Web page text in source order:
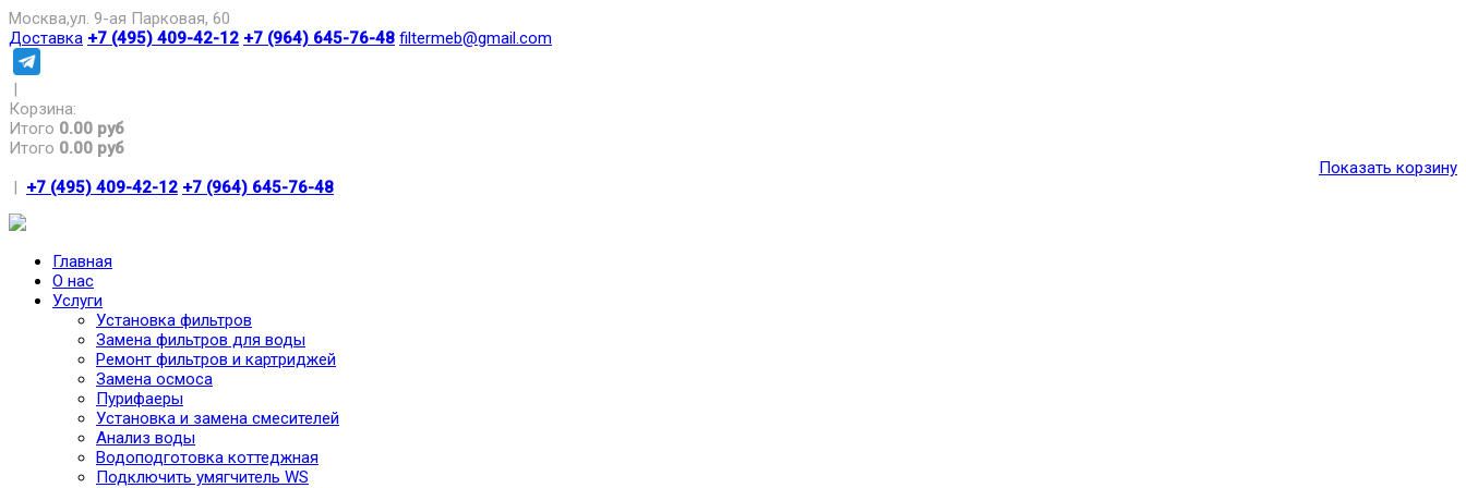
Москва,ул. 9-ая Парковая, 60
Доставка +7 (495) 409-42-12 +7 (964) 645-76-48 filtermeb@gmail.com
|
Корзина:
Итого 0.00 руб
Итого 0.00 руб
Показать корзину
| +7 (495) 409-42-12 +7 (964) 645-76-48
Главная
О нас
Услуги
Установка фильтров
Замена фильтров для воды
Ремонт фильтров и картриджей
Замена осмоса
Пурифаеры
Установка и замена смесителей
Анализ воды
Водоподготовка коттеджная
Подключить умягчитель WS